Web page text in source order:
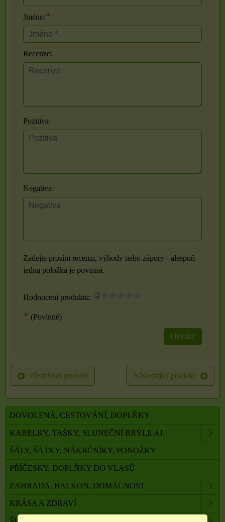
Jméno:*
Recenze:
Pozitiva:
Negativa:
Zadejte prosím recenzi, výhody nebo zápory - alespoň
jedna položka je povinná.
Hodnocení produktu:
* (Povinné)
Odeslat
Předchozí produkt Následující produkt
DOVOLENÁ, CESTOVÁNÍ, DOPLŇKY
KABELKY, TAŠKY, SLUNEČNÍ BRÝLE AJ.
ŠÁLY, ŠÁTKY, NÁKRČNÍKY, PONOŽKY
PŘÍČESKY, DOPLŇKY DO VLASŮ
ZAHRADA, BALKON, DOMÁCNOST
KRÁSA A ZDRAVÍ